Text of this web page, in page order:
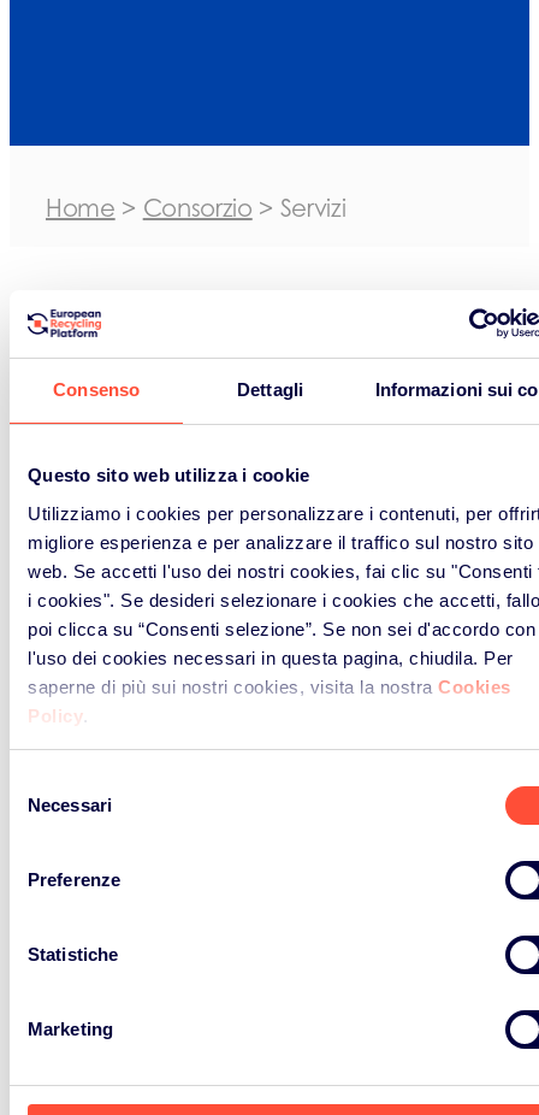
Consenso Dettagli Informazioni sui
Questo sito web utilizza i cookie
Utilizziamo i cookies per personalizzare i contenuti, per
migliore esperienza e per analizzare il traffico sul nostro sito
web. Se accetti l'uso dei nostri cookies, fai clic su "Consenti
i cookies". Se desideri selezionare i cookies che accetti,
poi clicca su “Consenti selezione”. Se non sei d'accordo con
l'uso dei cookies necessari in questa pagina, chiudila. Per
saperne di più sui nostri cookies, visita la nostra Cookies
Policy.
delNecessari
Preferenze
Statistiche
Marketing
Home > Consorzio > Servizi
Servizi di
Conformità
Consorzio ERP Italia
opera ai sensi della
2012/19/EU recepita in
Italia con il D.Lgs.
D.Lgs. 188/2008 per
e Accumulatori.